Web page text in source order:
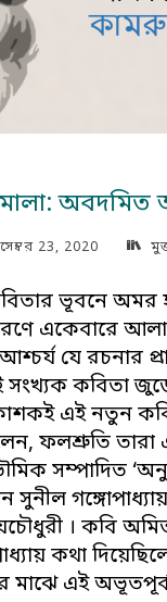
23, 2020
ভূবনে
একেবারে
যে রচনার
কবিতা
এই নতুন
ফলশ্রুতি তারা
সম্পাদিত
সুনীল
। কবি
কথা
এই অভূতপূর্ব